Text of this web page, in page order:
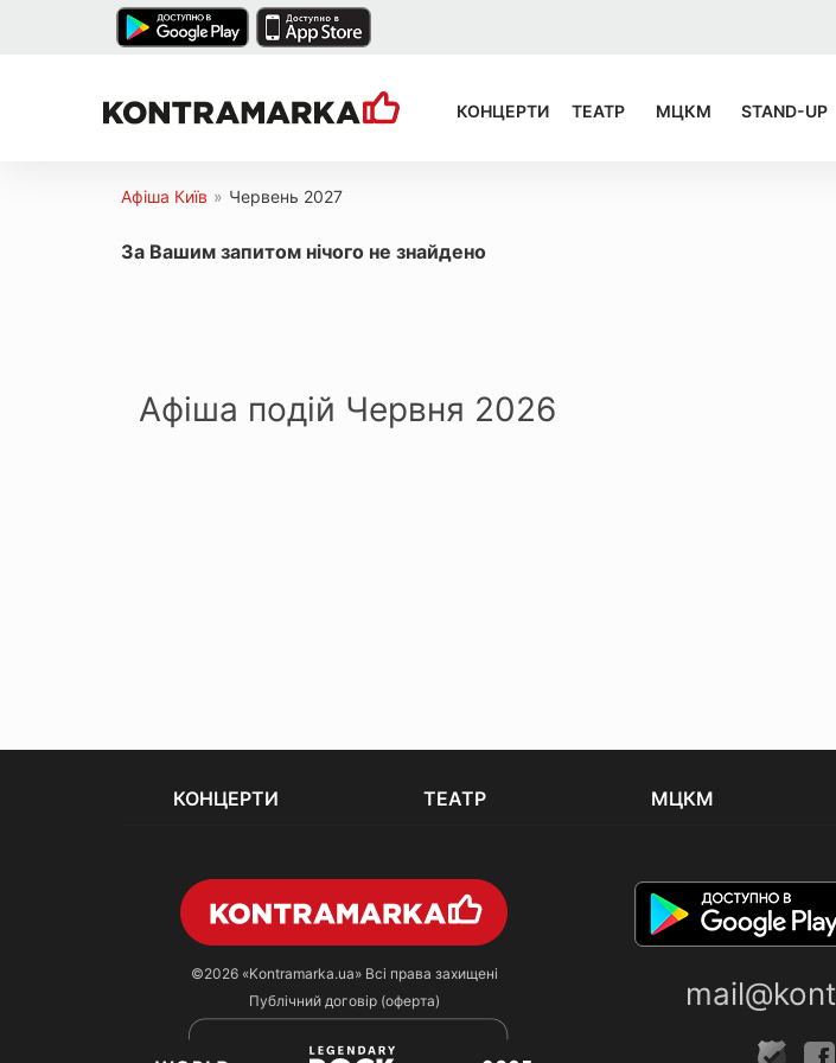
КОНЦЕРТИ ТЕАТР МЦКМ STAND-UP
Афіша Київ » Червень 2027
За Вашим запитом нічого не знайдено
Афіша подій Червня 2026
КОНЦЕРТИ ТЕАТР МЦКМ
©2026 «Kontramarka.ua»Всі права захищені
Публічний договір (оферта)